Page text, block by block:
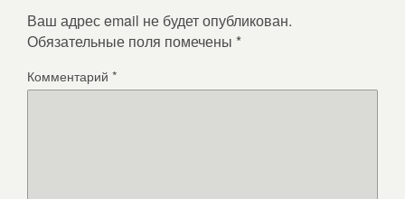
Ваш адрес email не будет опубликован.
Обязательные поля помечены *
Комментарий *